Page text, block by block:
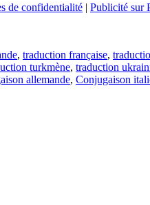
de confidentialité | Publicité sur
, traduction française,
turkmène, traduction
allemande, Conjugaison